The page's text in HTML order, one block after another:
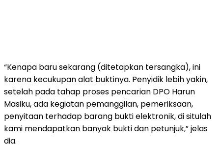
“Kenapa baru sekarang (ditetapkan tersangka), ini
karena kecukupan alat buktinya. Penyidik lebih yakin,
setelah pada tahap proses pencarian DPO Harun
Masiku, ada kegiatan pemanggilan, pemeriksaan,
penyitaan terhadap barang bukti elektronik, di situlah
kami mendapatkan banyak bukti dan petunjuk,” jelas
dia.